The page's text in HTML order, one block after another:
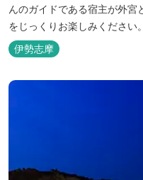
んのガイドである宿主が外宮
をじっくりお楽しみください。
伊勢志摩